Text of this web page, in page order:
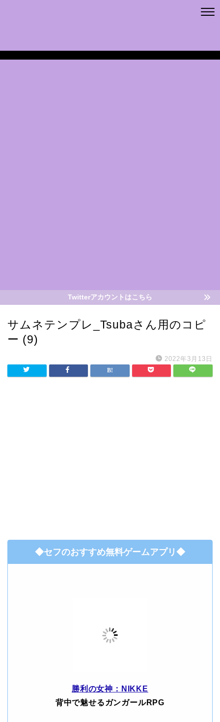
Twitterアカウントはこちら
サムネテンプレ_Tsubaさん用のコピ
ー (9)
2022年3月13日
◆セフのおすすめ無料ゲームアプリ◆
勝利の女神：NIKKE
背中で魅せるガンガールRPG